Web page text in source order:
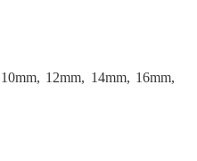
12mm, 14mm, 16mm,